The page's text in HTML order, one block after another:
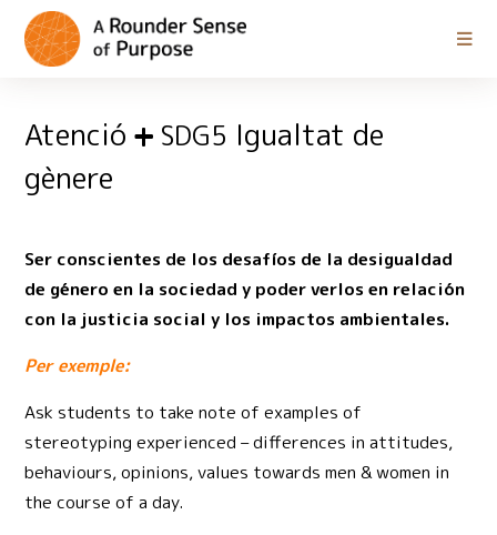
Atenció SDG5 Igualtat de
gènere
Ser conscientes de los desafíos de la desigualdad
de género en la sociedad y poder verlos en relación
con la justicia social y los impactos ambientales.
Per exemple:
Ask students to take note of examples of
stereotyping experienced – differences in attitudes,
behaviours, opinions, values towards men & women in
the course of a day.